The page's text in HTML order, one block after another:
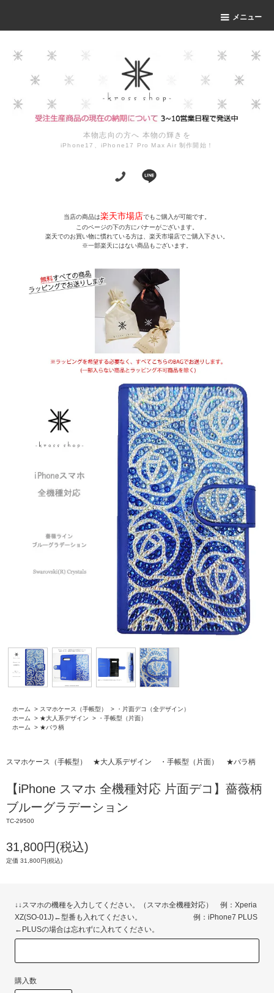
メニュー
本物志向の方へ 本物の輝きを
iPhone17、iPhone17 Pro Max Air 制作開始！
当店の商品は楽天市場店でもご購入が可能です。
このページの下の方にバナーがございます。
楽天でのお買い物に慣れている方は、楽天市場店でご購入下さい。
※一部楽天にはない商品もございます。
ホーム > スマホケース（手帳型） >
・片面デコ（全デザイン）
ホーム
> ★大人系デザイン >
・手帳型（片面）
ホーム
> ★バラ柄
スマホケース（手帳型） ★大人系デザイン ・手帳型（片面） ★バラ柄
【iPhone スマホ 全機種対応 片面デコ】薔薇柄
ブルーグラデーション
TC-29500
31,800円(税込)
定価 31,800円(税込)
↓↓スマホの機種を入力してください。（スマホ全機種対応） 例：Xperia
XZ(SO-01J)←型番も入れてください。 例：iPhone7 PLUS
←PLUSの場合は忘れずに入れてください。
購入数